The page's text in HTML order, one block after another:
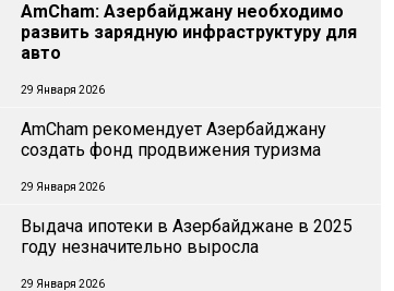
AmCham: Азербайджану необходимо
развить зарядную инфраструктуру для
авто
29 Января 2026
AmCham рекомендует Азербайджану
создать фонд продвижения туризма
29 Января 2026
Выдача ипотеки в Азербайджане в 2025
году незначительно выросла
29 Января 2026